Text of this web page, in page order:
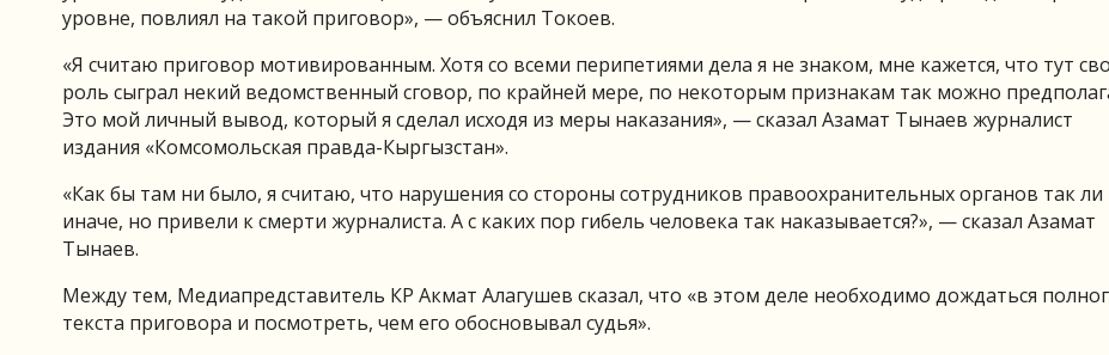
уровне, повлиял на такой приговор», — объяснил Токоев.
«Я считаю приговор мотивированным. Хотя со всеми перипетиями дела я не знаком, мне кажется, что тут
роль сыграл некий ведомственный сговор, по крайней мере, по некоторым признакам так можно
Это мой личный вывод, который я сделал исходя из меры наказания», — сказал Азамат Тынаев журналист
издания «Комсомольская правда-Кыргызстан».
«Как бы там ни было, я считаю, что нарушения со стороны сотрудников правоохранительных органов так ли
иначе, но привели к смерти журналиста. А с каких пор гибель человека так наказывается?», — сказал Азамат
Тынаев.
Между тем, Медиапредставитель КР Акмат Алагушев сказал, что «в этом деле необходимо дождаться
текста приговора и посмотреть, чем его обосновывал судья».